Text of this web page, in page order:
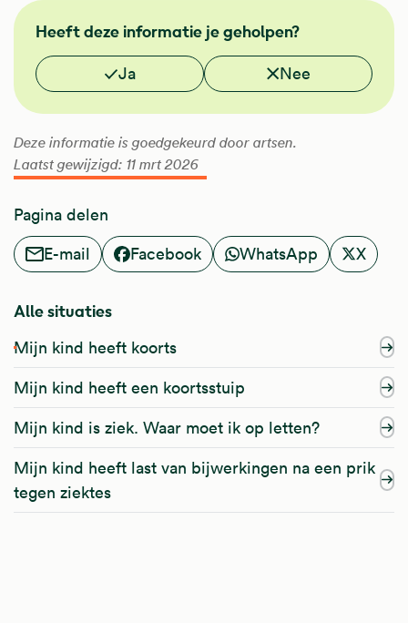
NHG
Heeft deze informatie je geholpen?
Vond je deze informatie nuttig?
Ja Nee
Deze informatie is goedgekeurd door artsen.
Laatst gewijzigd: 11 mrt 2026
Pagina delen
E-mail
Facebook WhatsApp X
Alle situaties
Mijn kind heeft koorts
Mijn kind heeft een koortsstuip
Mijn kind is ziek. Waar moet ik op letten?
Mijn kind heeft last van bijwerkingen na een prik
tegen ziektes